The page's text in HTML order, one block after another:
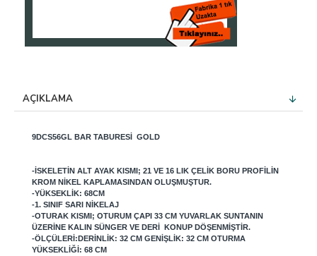
AÇIKLAMA
9DCS56GL BAR TABURESI GOLD
-İSKELETIN ALT AYAK KISMI; 21 VE 16 LIK ÇELIK BORU PROFILIN
KROM NIKEL KAPLAMASINDAN OLUŞMUŞTUR.
-YÜKSEKLIK: 68CM
-1. SINIF SARI NIKELAJ
-OTURAK KISMI; OTURUM ÇAPI 33 CM YUVARLAK SUNTANIN
ÜZERINE KALIN SÜNGER VE DERI KONUP DÖŞENMIŞTIR.
-ÖLÇÜLERI:DERINLIK: 32 CM GENIŞLIK: 32 CM OTURMA
YÜKSEKLIĞI: 68 CM